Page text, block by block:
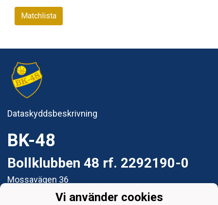
Matchlista
Dataskyddsbeskrivning
BK-48
Bollklubben 48 rf. 2292190-0
Mossavägen 36
Vi använder cookies